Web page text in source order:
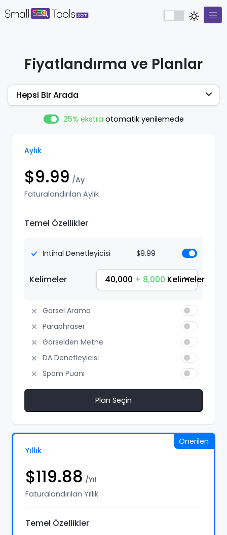
Fiyatlandırma ve Planlar
Hepsi Bir Arada
25% ekstra otomatik yenilemede
Aylık
$9.99 /Ay
Faturalandırılan Aylık
Temel Özellikler
İntihal Denetleyicisi $9.99
Kelimeler 40,000 + 8,000 Kelimeler
Görsel Arama
Paraphraser
Görselden Metne
DA Denetleyicisi
Spam Puanı
Plan Seçin
Önerilen
Yıllık
$119.88 /Yıl
Faturalandırılan Yıllık
Temel Özellikler